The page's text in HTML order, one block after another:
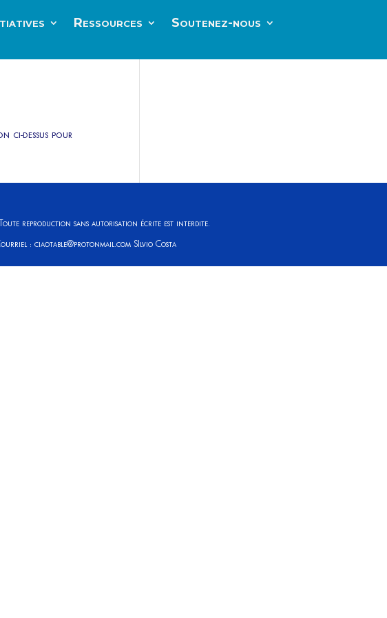
Ressources
Soutenez-nous
ci-dessus pour
reproduction sans autorisation écrite est interdite.
: ciaotable@protonmail.com SIlvio Costa